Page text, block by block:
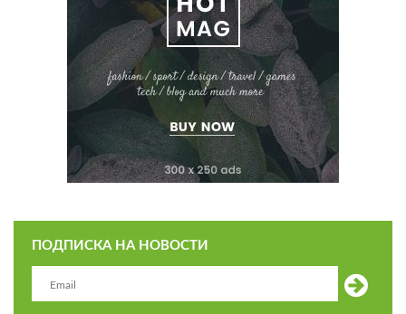
ПОДПИСКА НА НОВОСТИ